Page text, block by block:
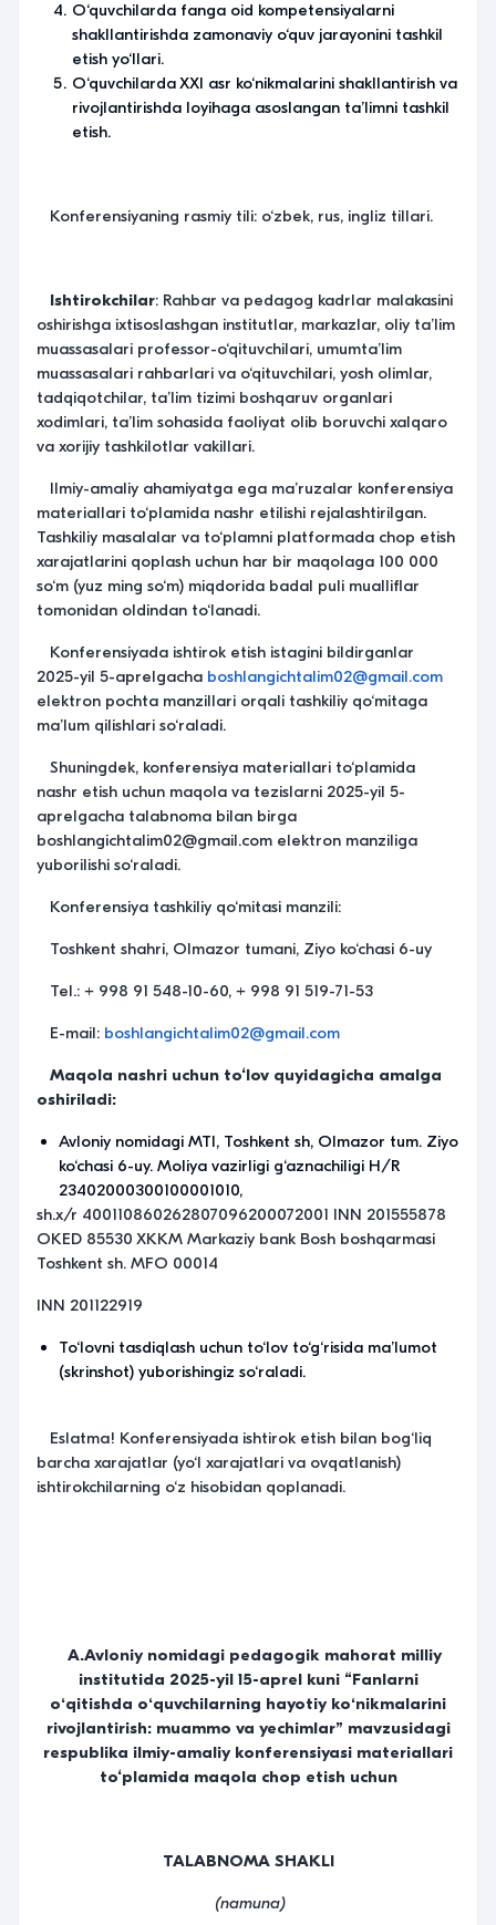
O‘quvchilarda fanga oid kompetensiyalarni
shakllantirishda zamonaviy o‘quv jarayonini tashkil
etish yo‘llari.
O‘quvchilarda XXI asr ko‘nikmalarini shakllantirish va
rivojlantirishda loyihaga asoslangan ta’limni tashkil
etish.
Konferensiyaning rasmiy tili: o‘zbek, rus, ingliz tillari.
Ishtirokchilar: Rahbar va pedagog kadrlar malakasini
oshirishga ixtisoslashgan institutlar, markazlar, oliy taʼlim
muassasalari professor-o‘qituvchilari, umumtaʼlim
muassasalari rahbarlari va o‘qituvchilari, yosh olimlar,
tadqiqotchilar, taʼlim tizimi boshqaruv organlari
xodimlari, taʼlim sohasida faoliyat olib boruvchi xalqaro
va xorijiy tashkilotlar vakillari.
Ilmiy-amaliy ahamiyatga ega maʼruzalar konferensiya
materiallari to‘plamida nashr etilishi rejalashtirilgan.
Tashkiliy masalalar va to‘plamni platformada chop etish
xarajatlarini qoplash uchun har bir maqolaga 100 000
so‘m (yuz ming so‘m) miqdorida badal puli mualliflar
tomonidan oldindan to‘lanadi.
Konferensiyada ishtirok etish istagini bildirganlar
2025-yil 5-aprelgacha boshlangichtalim02@gmail.com
elektron pochta manzillari orqali tashkiliy qo‘mitaga
maʼlum qilishlari so‘raladi.
Shuningdek, konferensiya materiallari to‘plamida
nashr etish uchun maqola va tezislarni 2025-yil 5-
aprelgacha talabnoma bilan birga
boshlangichtalim02@gmail.com elektron manziliga
yuborilishi so‘raladi.
Konferensiya tashkiliy qo‘mitasi manzili:
Toshkent shahri, Olmazor tumani, Ziyo ko‘chasi 6-uy
Tel.: + 998 91 548-10-60, + 998 91 519-71-53
E-mail: boshlangichtalim02@gmail.com
Maqola nashri uchun to‘lov quyidagicha amalga
oshiriladi:
Avloniy nomidagi MTI, Toshkent sh, Olmazor tum. Ziyo
ko‘chasi 6-uy. Moliya vazirligi g‘aznachiligi H/R
23402000300100001010,
sh.x/r 400110860262807096200072001 INN 201555878
OKED 85530 XKKM Markaziy bank Bosh boshqarmasi
Toshkent sh. MFO 00014
INN 201122919
To‘lovni tasdiqlash uchun to‘lov to‘g‘risida ma’lumot
(skrinshot) yuborishingiz so‘raladi.
Eslatma! Konferensiyada ishtirok etish bilan bog‘liq
barcha xarajatlar (yo‘l xarajatlari va ovqatlanish)
ishtirokchilarning o‘z hisobidan qoplanadi.
A.Avloniy nomidagi pedagogik mahorat milliy
institutida 2025-yil 15-aprel kuni “Fanlarni
oʻqitishda oʻquvchilarning hayotiykoʻnikmalarini
rivojlantirish: muammo va yechimlar” mavzusidagi
respublika ilmiy-amaliy konferensiyasi materiallari
to‘plamida maqola chop etish uchun
TALABNOMA SHAKLI
(namuna)